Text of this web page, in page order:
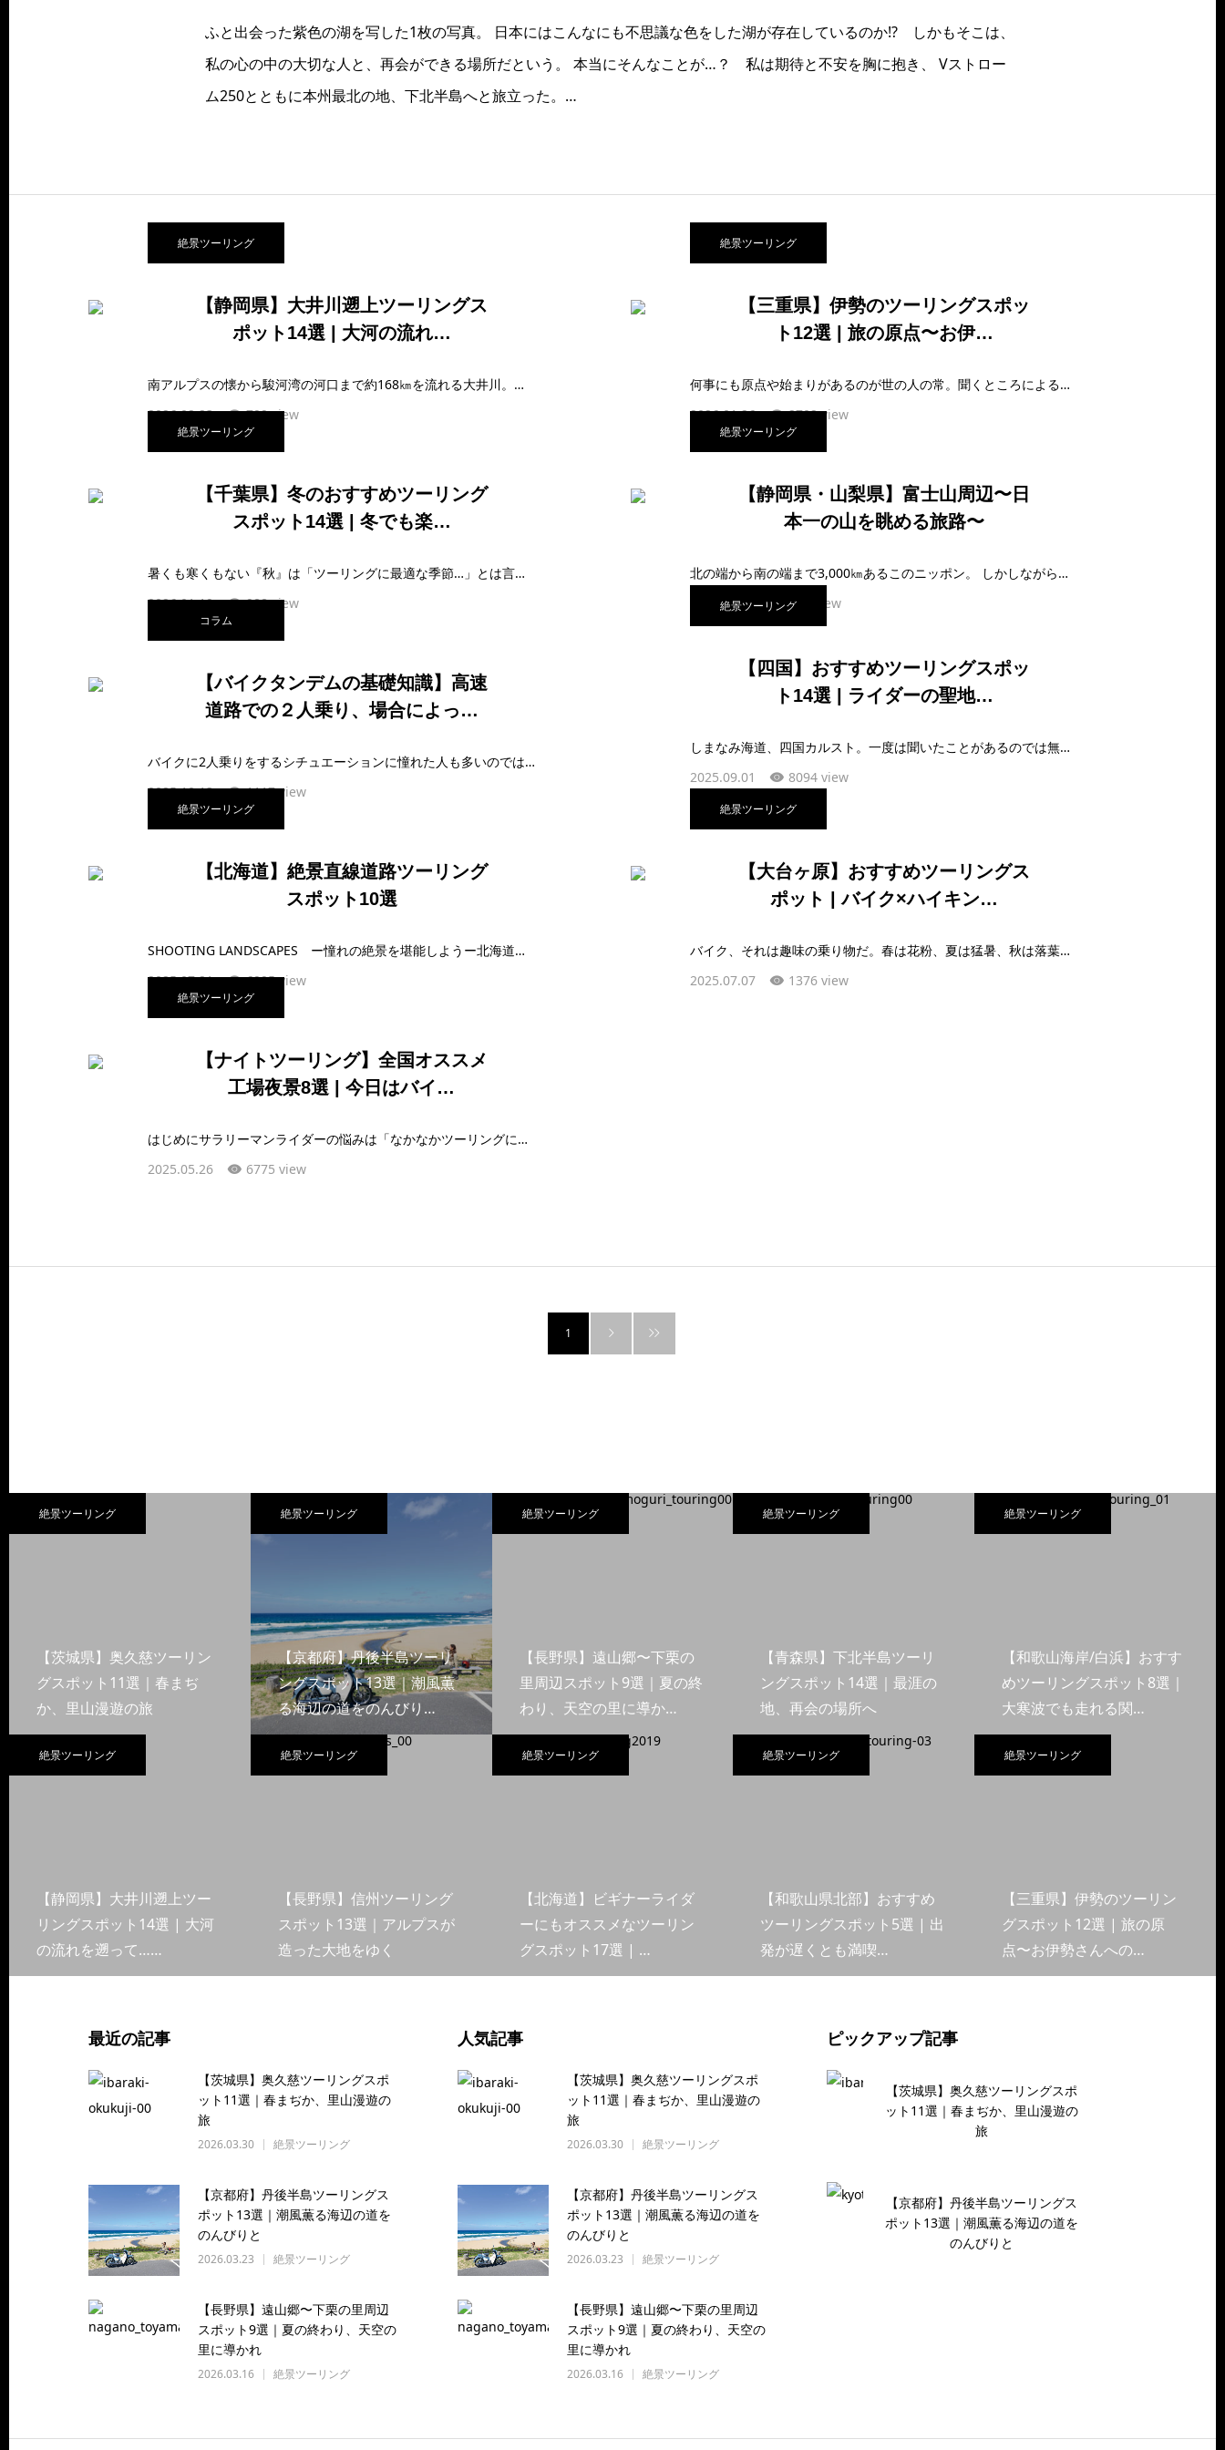
ふと出会った紫色の湖を写した1枚の写真。 日本にはこんなにも不思議な色をした湖が存在しているのか!? しかもそこは、
私の心の中の大切な人と、再会ができる場所だという。 本当にそんなことが…？ 私は期待と不安を胸に抱き、 Vストロー
ム250とともに本州最北の地、下北半島へと旅立った。…
絶景ツーリング
【静岡県】大井川遡上ツーリングス
ポット14選 | 大河の流れ…
南アルプスの懐から駿河湾の河口まで約168㎞を流れる大井川。その流れに沿うように下流から上流へとバイクを走らせる。 SL・つり橋・温泉・新緑…
2026.02.23
799 view
絶景ツーリング
【三重県】伊勢のツーリングスポッ
ト12選 | 旅の原点〜お伊…
何事にも原点や始まりがあるのが世の人の常。聞くところによると旅にもそれがあるらしく『お伊勢参り』なるものが、ニッポンの旅の原点になるらしい。となれば、バイクで旅するライ…
2026.01.26
2702 view
絶景ツーリング
【千葉県】冬のおすすめツーリング
スポット14選 | 冬でも楽…
暑くも寒くもない『秋』は「ツーリングに最適な季節…」とは言うけれど、最近の日本の気候はちょっとオカシイ。季節をぶっ飛ばしてしまうこともあるみたいだ。でも、どんな気候であ…
2026.01.19
988 view
絶景ツーリング
【静岡県・山梨県】富士山周辺〜日
本一の山を眺める旅路〜
北の端から南の端まで3,000㎞あるこのニッポン。 しかしながら、一体全体それが広いのか？ 狭いのか？ 実際にはよくわからない。 だが確かな…
2026.01.12
460 view
コラム
【バイクタンデムの基礎知識】高速
道路での２人乗り、場合によっ…
バイクに2人乗りをするシチュエーションに憧れた人も多いのではないだろうか。甘いデートの光景として、ドラマやマンガで描かれることも多いバイクの二人乗り、通称「タン…
2025.10.13
1117 view
絶景ツーリング
【四国】おすすめツーリングスポッ
ト14選 | ライダーの聖地…
しまなみ海道、四国カルスト。一度は聞いたことがあるのでは無いだろうか。これらのスポットはライダーの間ではもちろん、ライダーでなくとも有名な、人生で一度は…
2025.09.01
8094 view
絶景ツーリング
【北海道】絶景直線道路ツーリング
スポット10選
SHOOTING LANDSCAPES ー憧れの絶景を堪能しようー北海道の魅力はいろいろあるけれど、ライダーにとっては、本州では味わえない広大さが筆頭に…
2025.07.21
6995 view
絶景ツーリング
【大台ヶ原】おすすめツーリングス
ポット | バイク×ハイキン…
バイク、それは趣味の乗り物だ。春は花粉、夏は猛暑、秋は落葉、冬は厳冬にその身を晒され、春夏秋冬年中雨風やその危険性に悩まされる乗り物だ。移動のみで考えれば車体に…
2025.07.07
1376 view
絶景ツーリング
【ナイトツーリング】全国オススメ
工場夜景8選 | 今日はバイ…
はじめにサラリーマンライダーの悩みは「なかなかツーリングに出掛けられないこと」ではないでしょうか。休日は休日で家族とも過ごしたいし、体も休めたいし……と…
2025.05.26
6775 view
1
絶景ツーリング
【茨城県】奥久慈ツーリン
グスポット11選｜春まぢ
か、里山漫遊の旅
絶景ツーリング
【京都府】丹後半島ツーリ
ングスポット13選｜潮風薫
る海辺の道をのんびり…
絶景ツーリング
【長野県】遠山郷〜下栗の
里周辺スポット9選｜夏の終
わり、天空の里に導か…
絶景ツーリング
【青森県】下北半島ツーリ
ングスポット14選｜最涯の
地、再会の場所へ
絶景ツーリング
【和歌山海岸/白浜】おすす
めツーリングスポット8選｜
大寒波でも走れる関…
絶景ツーリング
【静岡県】大井川遡上ツー
リングスポット14選 | 大河
の流れを遡って……
絶景ツーリング
【長野県】信州ツーリング
スポット13選｜アルプスが
造った大地をゆく
絶景ツーリング
【北海道】ビギナーライダ
ーにもオススメなツーリン
グスポット17選 | …
絶景ツーリング
【和歌山県北部】おすすめ
ツーリングスポット5選 | 出
発が遅くとも満喫…
絶景ツーリング
【三重県】伊勢のツーリン
グスポット12選 | 旅の原
点〜お伊勢さんへの…
最近の記事
【茨城県】奥久慈ツーリングスポ
ット11選｜春まぢか、里山漫遊の
旅
2026.03.30 絶景ツーリング
【京都府】丹後半島ツーリングス
ポット13選｜潮風薫る海辺の道を
のんびりと
2026.03.23 絶景ツーリング
【長野県】遠山郷〜下栗の里周辺
スポット9選｜夏の終わり、天空の
里に導かれ
2026.03.16 絶景ツーリング
人気記事
【茨城県】奥久慈ツーリングスポ
ット11選｜春まぢか、里山漫遊の
旅
2026.03.30 絶景ツーリング
【京都府】丹後半島ツーリングス
ポット13選｜潮風薫る海辺の道を
のんびりと
2026.03.23 絶景ツーリング
【長野県】遠山郷〜下栗の里周辺
スポット9選｜夏の終わり、天空の
里に導かれ
2026.03.16 絶景ツーリング
ピックアップ記事
【茨城県】奥久慈ツーリングスポ
ット11選｜春まぢか、里山漫遊の
旅
【京都府】丹後半島ツーリングス
ポット13選｜潮風薫る海辺の道を
のんびりと